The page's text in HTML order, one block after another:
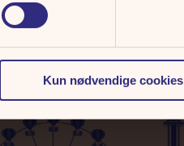
Kun nødvendige cookies